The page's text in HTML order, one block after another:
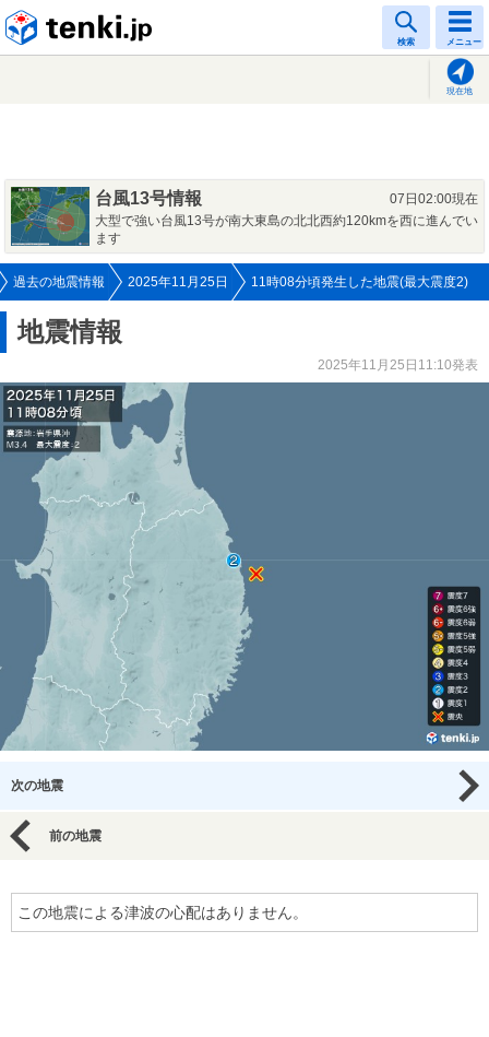
検索 メニュー
現在地
台風13号情報
07日02:00現在
大型で強い台風13号が南大東島の北北西約120kmを西に進んでい
ます
過去の地震情報 2025年11月25日 11時08分頃発生した地震(最大震度2)
地震情報
2025年11月25日11:10発表
次の地震
前の地震
この地震による津波の心配はありません。